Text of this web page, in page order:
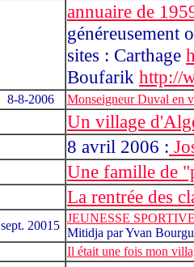
annuaire de
généreusement
sites : Carthage
Boufarik http://
8-8-2006 Monseigneur Duval en
Un village
8 avril 2006 :
Une famille de
La rentrée des
sept. 20015
JEUNESSE
Mitidja par Yvan
Il était une fois mon